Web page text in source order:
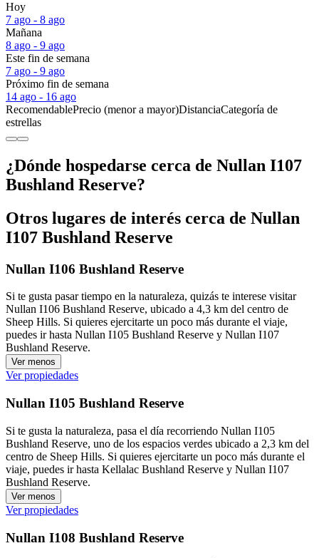
Hoy
7 ago - 8 ago
Mañana
8 ago - 9 ago
Este fin de semana
7 ago - 9 ago
Próximo fin de semana
14 ago - 16 ago
RecomendablePrecio (menor a mayor)DistanciaCategoría de
estrellas
¿Dónde hospedarse cerca de Nullan I107
Bushland Reserve?
Otros lugares de interés cerca de Nullan
I107 Bushland Reserve
Nullan I106 Bushland Reserve
Si te gusta pasar tiempo en la naturaleza, quizás te interese visitar
Nullan I106 Bushland Reserve, ubicado a 4,3 km del centro de
Sheep Hills. Si quieres ejercitarte un poco más durante el viaje,
puedes ir hasta Nullan I105 Bushland Reserve y Nullan I107
Bushland Reserve.
Ver menos
Ver propiedades
Nullan I105 Bushland Reserve
Si te gusta la naturaleza, pasa el día recorriendo Nullan I105
Bushland Reserve, uno de los espacios verdes ubicado a 2,3 km del
centro de Sheep Hills. Si quieres ejercitarte un poco más durante el
viaje, puedes ir hasta Kellalac Bushland Reserve y Nullan I107
Bushland Reserve.
Ver menos
Ver propiedades
Nullan I108 Bushland Reserve